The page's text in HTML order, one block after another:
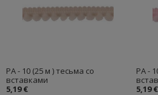
PA - 10 (25 м ) тесьма со
вставками
5,19 €
PA -
5,19 €